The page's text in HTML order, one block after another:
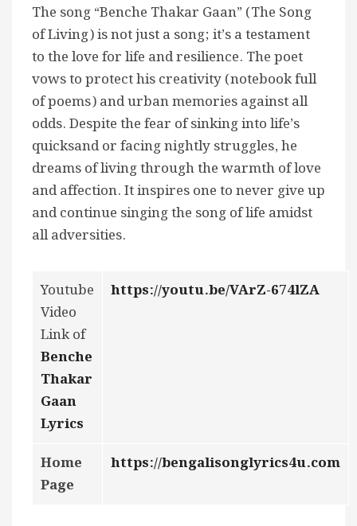
The song “Benche Thakar Gaan” (The Song
of Living) is not just a song; it’s a testament
to the love for life and resilience. The poet
vows to protect his creativity (notebook full
of poems) and urban memories against all
odds. Despite the fear of sinking into life’s
quicksand or facing nightly struggles, he
dreams of living through the warmth of love
and affection. It inspires one to never give up
and continue singing the song of life amidst
all adversities.
Youtube
Video
Link of
Benche
Thakar
Gaan
Lyrics
https://youtu.be/VArZ-674lZA
Home
Page
https://bengalisonglyrics4u.com